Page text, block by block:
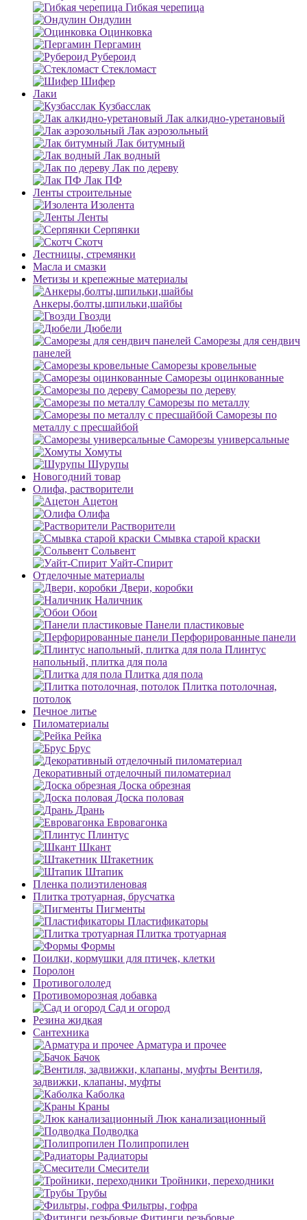
Гибкая черепица
Ондулин
Оцинковка
Пергамин
Рубероид
Стекломаст
Шифер
Лаки
Кузбасслак
Лак алкидно-уретановый
Лак аэрозольный
Лак битумный
Лак водный
Лак по дереву
Лак ПФ
Ленты строительные
Изолента
Ленты
Серпянки
Скотч
Лестницы, стремянки
Масла и смазки
Метизы и крепежные материалы
Анкеры,болты,шпильки,шайбы
Гвозди
Дюбели
Саморезы для сендвич
панелей
Саморезы кровельные
Саморезы оцинкованные
Саморезы по дереву
Саморезы по металлу
Саморезы по
металлу с пресшайбой
Саморезы универсальные
Хомуты
Шурупы
Новогодний товар
Олифа, растворители
Ацетон
Олифа
Растворители
Смывка старой краски
Сольвент
Уайт-Спирит
Отделочные материалы
Двери, коробки
Наличник
Обои
Панели пластиковые
Перфорированные панели
Плинтус
напольный, плитка для пола
Плитка для пола
Плитка потолочная,
потолок
Печное литье
Пиломатериалы
Рейка
Брус
Декоративный отделочный пиломатериал
Доска обрезная
Доска половая
Дрань
Евровагонка
Плинтус
Шкант
Штакетник
Штапик
Пленка полиэтиленовая
Плитка тротуарная, брусчатка
Пигменты
Пластификаторы
Плитка тротуарная
Формы
Поилки, кормушки для птичек, клетки
Поролон
Противогололед
Противоморозная добавка
Сад и огород
Резина жидкая
Сантехника
Арматура и прочее
Бачок
Вентиля,
задвижки, клапаны, муфты
Каболка
Краны
Люк канализационный
Подводка
Полипропилен
Радиаторы
Смесители
Тройники, переходники
Трубы
Фильтры, гофра
Фитинги резьбовые